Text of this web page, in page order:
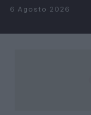
Salta al contenuto
6 Agosto 2026